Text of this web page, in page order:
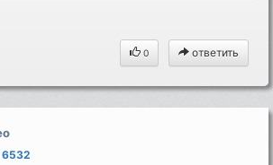
0 ответить
6532